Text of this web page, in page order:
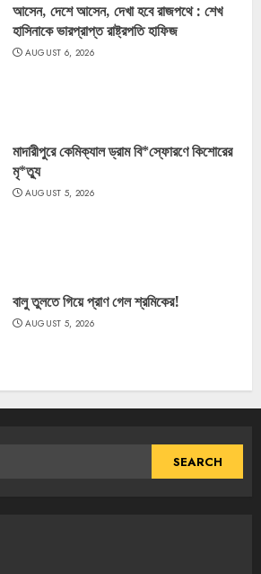
আসেন, দেশে আসেন, দেখা হবে রাজপথে : শেখ
হাসিনাকে ভারপ্রাপ্ত রাষ্ট্রপতি হাফিজ
AUGUST 6, 2026
মাদারীপুরে কেমিক্যাল ড্রাম বি*স্ফোরণে কিশোরের
মৃ*ত্যু
AUGUST 5, 2026
বালু তুলতে গিয়ে প্রাণ গেল শ্রমিকের!
AUGUST 5, 2026